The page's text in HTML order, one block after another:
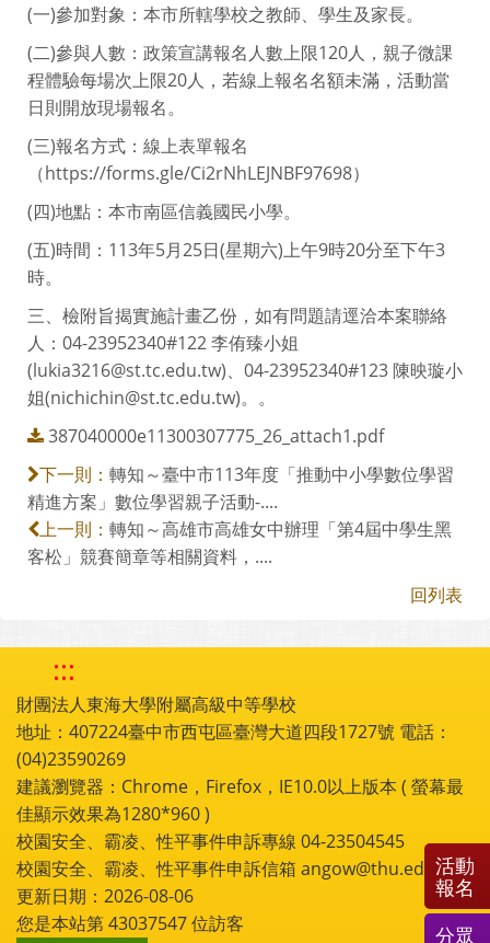
(一)參加對象：本市所轄學校之教師、學生及家長。
(二)參與人數：政策宣講報名人數上限120人，親子微課
程體驗每場次上限20人，若線上報名名額未滿，活動當
日則開放現場報名。
(三)報名方式：線上表單報名
（https://forms.gle/Ci2rNhLEJNBF97698）
(四)地點：本市南區信義國民小學。
(五)時間：113年5月25日(星期六)上午9時20分至下午3
時。
三、檢附旨揭實施計畫乙份，如有問題請逕洽本案聯絡
人：04-23952340#122 李侑臻小姐
(lukia3216@st.tc.edu.tw)、04-23952340#123 陳映璇小
姐(nichichin@st.tc.edu.tw)。。
387040000e11300307775_26_attach1.pdf
下一則： 轉知～臺中市113年度「推動中小學數位學習
精進方案」數位學習親子活動-....
上一則： 轉知～高雄市高雄女中辦理「第4屆中學生黑
客松」競賽簡章等相關資料，....
回列表
:::
財團法人東海大學附屬高級中等學校
地址：407224臺中市西屯區臺灣大道四段1727號 電話：
(04)23590269
建議瀏覽器：Chrome，Firefox，IE10.0以上版本 ( 螢幕最
佳顯示效果為1280*960 )
校園安全、霸凌、性平事件申訴專線 04-23504545
校園安全、霸凌、性平事件申訴信箱 angow@thu.edu.tw
更新日期：2026-08-06
您是本站第43037547位訪客
活動
報名
分眾